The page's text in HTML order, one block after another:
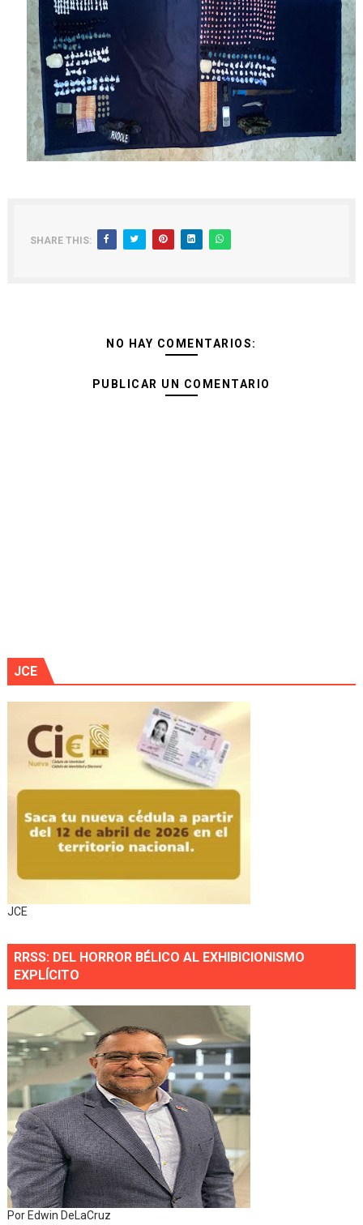
SHARE THIS:
NO HAY COMENTARIOS:
PUBLICAR UN COMENTARIO
JCE
JCE
RRSS: DEL HORROR BÉLICO AL EXHIBICIONISMO
EXPLÍCITO
Por Edwin DeLaCruz